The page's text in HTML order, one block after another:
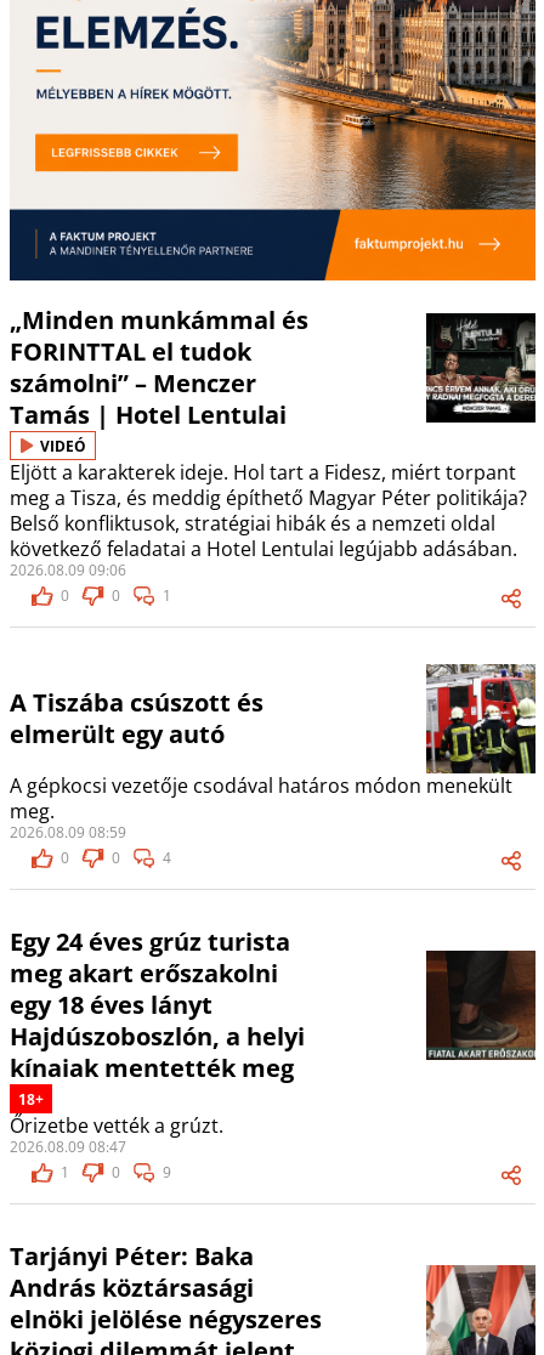
„Minden munkámmal és
FORINTTAL el tudok
számolni” – Menczer
Tamás | Hotel Lentulai
VIDEÓ
Eljött a karakterek ideje. Hol tart a Fidesz, miért torpant
meg a Tisza, és meddig építhető Magyar Péter politikája?
Belső konfliktusok, stratégiai hibák és a nemzeti oldal
következő feladatai a Hotel Lentulai legújabb adásában.
2026.08.09 09:06
0
0 1
A Tiszába csúszott és
elmerült egy autó
A gépkocsi vezetője csodával határos módon menekült
meg.
2026.08.09 08:59
0
0 4
Egy 24 éves grúz turista
meg akart erőszakolni
egy 18 éves lányt
Hajdúszoboszlón, a helyi
kínaiak mentették meg
18+
Őrizetbe vették a grúzt.
2026.08.09 08:47
1
0 9
Tarjányi Péter: Baka
András köztársasági
elnöki jelölése négyszeres